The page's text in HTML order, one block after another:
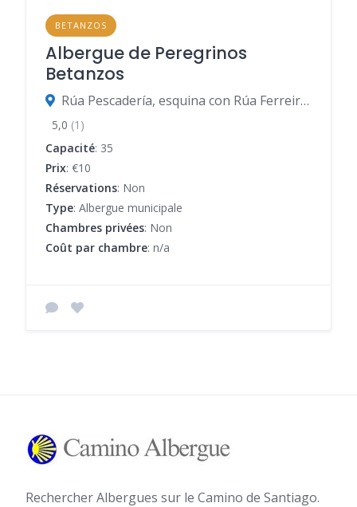
BETANZOS
Albergue de Peregrinos
Betanzos
Rúa Pescadería, esquina con Rúa Ferreiros, Betanzos
5,0 (1)
Capacité: 35
Prix: €10
Réservations: Non
Type: Albergue municipale
Chambres privées: Non
Coût par chambre: n/a
Rechercher Albergues sur le Camino de Santiago.